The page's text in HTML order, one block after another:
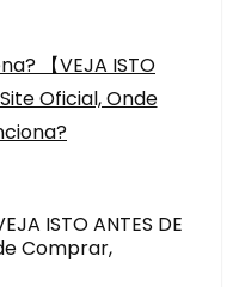
ISTO ANTES DE
Comprar,